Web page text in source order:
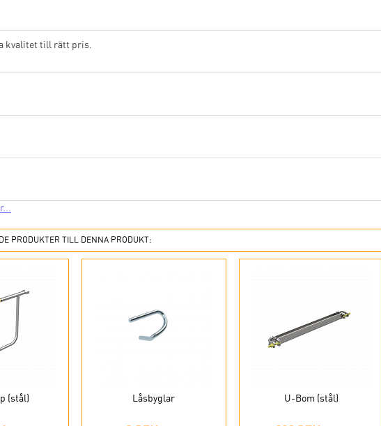
kvalitet till rätt pris.
PRODUKTER TILL DENNA PRODUKT:
(stål) Låsbyglar U-Bom (stål)